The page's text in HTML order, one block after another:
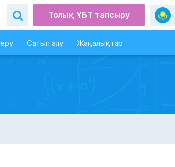
Толық ҰБТ тапсыру
Сатып алу Жаңалықтар